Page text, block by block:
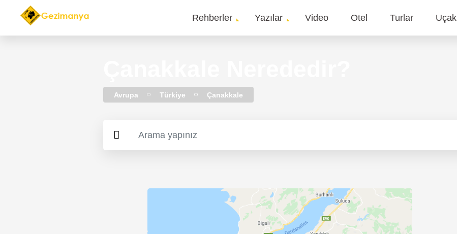
Main
Rehberler Yazılar Video Otel Turlar Uçak
Avrupa Türkiye Çanakkale